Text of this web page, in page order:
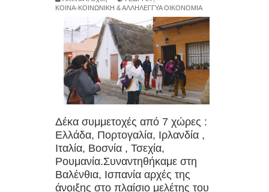
κάτι περίπλοκο… αλλά κάτι πολύ
συγκεκριμένο.»
Αντικατέστησε τώρα ΑΥΤΑ τα λάδια
της κουζίνας σου (Γερνάνε τα
κύτταρά σου 10 χρόνια πιο γρήγορα)
4 βιταμίνες που λείπουν από τους
περισσότερους ανθρώπους άνω των
ΚΟΙΝΑ-ΚΟΙΝΩΝΙΚΗ & ΑΛΛΗΛΕΓΓΥΑ ΟΙΚΟΝΟΜΙΑ
Δέκα συμμετοχές από 7 χώρες :
Ελλάδα, Πορτογαλία, Ιρλανδία ,
Ιταλία, Βοσνία , Τσεχία,
Ρουμανία.Συναντηθήκαμε στη
Βαλένθια, Ισπανία αρχές της
άνοιξης στο πλαίσιο μελέτης του